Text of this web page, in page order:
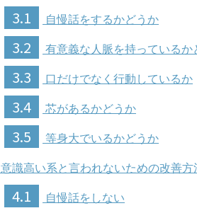
3.1 自慢話をするかどうか
3.2 有意義な人脈を持っているか
3.3 口だけでなく行動しているか
3.4 芯があるかどうか
3.5 等身大でいるかどうか
意識高い系と言われないための改善方
4.1 自慢話をしない